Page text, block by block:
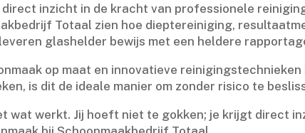
inzicht in de kracht van professionele
Totaal zien hoe dieptereiniging,
glashelder bewijs met een heldere
op maat en innovatieve
is dit de ideale manier om zonder risico te
wat werkt.​ Jij hoeft niet te gokken; je krijgt direct